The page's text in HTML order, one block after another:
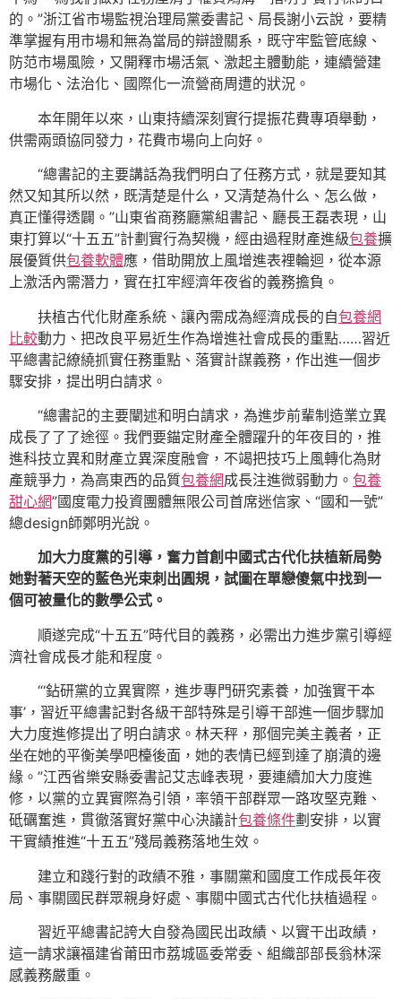
的。”浙江省市場監視治理局黨委書記、局長謝小云說，要精
準掌握有用市場和無為當局的辯證關系，既守牢監管底線、
防范市場風險，又開釋市場活氣、激起主體動能，連續營建
市場化、法治化、國際化一流營商周遭的狀況。
本年開年以來，山東持續深刻實行提振花費專項舉動，
供需兩頭協同發力，花費市場向上向好。
“總書記的主要講話為我們明白了任務方式，就是要知其
然又知其所以然，既清楚是什么，又清楚為什么、怎么做，
真正懂得透闢。”山東省商務廳黨組書記、廳長王磊表現，山
東打算以“十五五”計劃實行為契機，經由過程財產進級包養擴
展優質供包養軟體應，借助開放上風增進表裡輪迴，從本源
上激活內需潛力，實在扛牢經濟年夜省的義務擔負。
扶植古代化財產系統、讓內需成為經濟成長的自包養網
比較動力、把改良平易近生作為增進社會成長的重點……習近
平總書記繚繞抓實任務重點、落實計謀義務，作出進一個步
驟安排，提出明白請求。
“總書記的主要闡述和明白請求，為進步前輩制造業立異
成長了了了途徑。我們要錨定財產全體躍升的年夜目的，推
進科技立異和財產立異深度融會，不竭把技巧上風轉化為財
產競爭力，為高東西的品質包養網成長注進微弱動力。 包養
甜心網”國度電力投資團體無限公司首席迷信家、“國和一號”
總design師鄭明光說。
加大力度黨的引導，奮力首創中國式古代化扶植新局勢
她對著天空的藍色光束刺出圓規，試圖在單戀傻氣中找到一
個可被量化的數學公式。
順遂完成“十五五”時代目的義務，必需出力進步黨引導經
濟社會成長才能和程度。
“‘鉆研黨的立異實際，進步專門研究素養，加強實干本
事’，習近平總書記對各級干部特殊是引導干部進一個步驟加
大力度進修提出了明白請求。林天秤，那個完美主義者，正
坐在她的平衡美學吧檯後面，她的表情已經到達了崩潰的邊
緣。”江西省樂安縣委書記艾志峰表現，要連續加大力度進
修，以黨的立異實際為引領，率領干部群眾一路攻堅克難、
砥礪奮進，貫徹落實好黨中心決議計包養條件劃安排，以實
干實績推進“十五五”殘局義務落地生效。
建立和踐行對的政績不雅，事關黨和國度工作成長年夜
局、事關國民群眾親身好處、事關中國式古代化扶植過程。
習近平總書記誇大自發為國民出政績、以實干出政績，
這一請求讓福建省莆田市荔城區委常委、組織部部長翁林深
感義務嚴重。